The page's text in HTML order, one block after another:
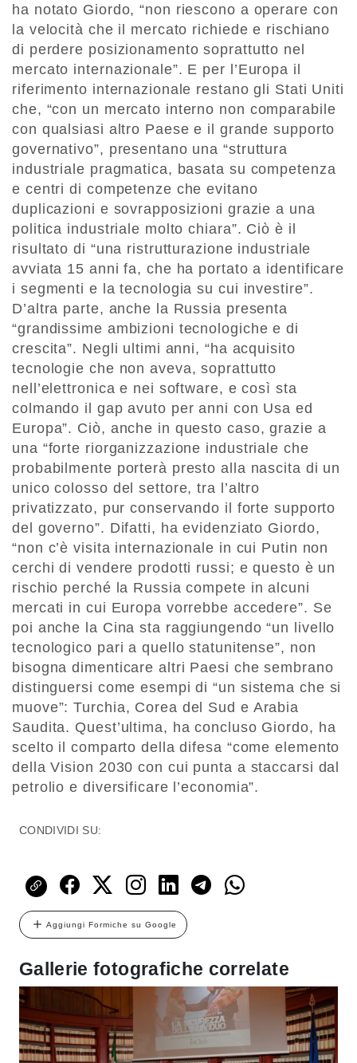
ha notato Giordo, “non riescono a operare con
la velocità che il mercato richiede e rischiano
di perdere posizionamento soprattutto nel
mercato internazionale”. E per l’Europa il
riferimento internazionale restano gli Stati Uniti
che, “con un mercato interno non comparabile
con qualsiasi altro Paese e il grande supporto
governativo”, presentano una “struttura
industriale pragmatica, basata su competenza
e centri di competenze che evitano
duplicazioni e sovrapposizioni grazie a una
politica industriale molto chiara”. Ciò è il
risultato di “una ristrutturazione industriale
avviata 15 anni fa, che ha portato a identificare
i segmenti e la tecnologia su cui investire”.
D’altra parte, anche la Russia presenta
“grandissime ambizioni tecnologiche e di
crescita”. Negli ultimi anni, “ha acquisito
tecnologie che non aveva, soprattutto
nell’elettronica e nei software, e così sta
colmando il gap avuto per anni con Usa ed
Europa”. Ciò, anche in questo caso, grazie a
una “forte riorganizzazione industriale che
probabilmente porterà presto alla nascita di un
unico colosso del settore, tra l’altro
privatizzato, pur conservando il forte supporto
del governo”. Difatti, ha evidenziato Giordo,
“non c’è visita internazionale in cui Putin non
cerchi di vendere prodotti russi; e questo è un
rischio perché la Russia compete in alcuni
mercati in cui Europa vorrebbe accedere”. Se
poi anche la Cina sta raggiungendo “un livello
tecnologico pari a quello statunitense”, non
bisogna dimenticare altri Paesi che sembrano
distinguersi come esempi di “un sistema che si
muove”: Turchia, Corea del Sud e Arabia
Saudita. Quest’ultima, ha concluso Giordo, ha
scelto il comparto della difesa “come elemento
della Vision 2030 con cui punta a staccarsi dal
petrolio e diversificare l’economia”.
CONDIVIDI SU:
Aggiungi Formiche su Google
Gallerie fotografiche correlate